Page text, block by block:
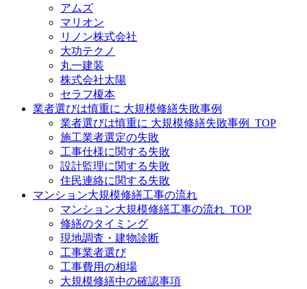
アムズ
マリオン
リノン株式会社
大功テクノ
丸一建装
株式会社太陽
セラフ榎本
業者選びは慎重に 大規模修繕失敗事例
業者選びは慎重に 大規模修繕失敗事例_TOP
施工業者選定の失敗
工事仕様に関する失敗
設計監理に関する失敗
住民連絡に関する失敗
マンション大規模修繕工事の流れ
マンション大規模修繕工事の流れ_TOP
修繕のタイミング
現地調査・建物診断
工事業者選び
工事費用の相場
大規模修繕中の確認事項